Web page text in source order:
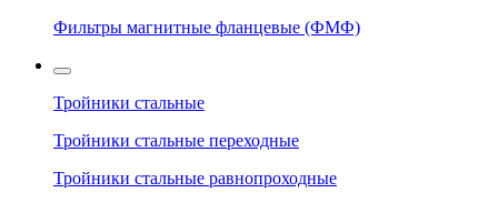
Фильтры магнитные фланцевые (ФМФ)
Тройники стальные
Тройники стальные переходные
Тройники стальные равнопроходные